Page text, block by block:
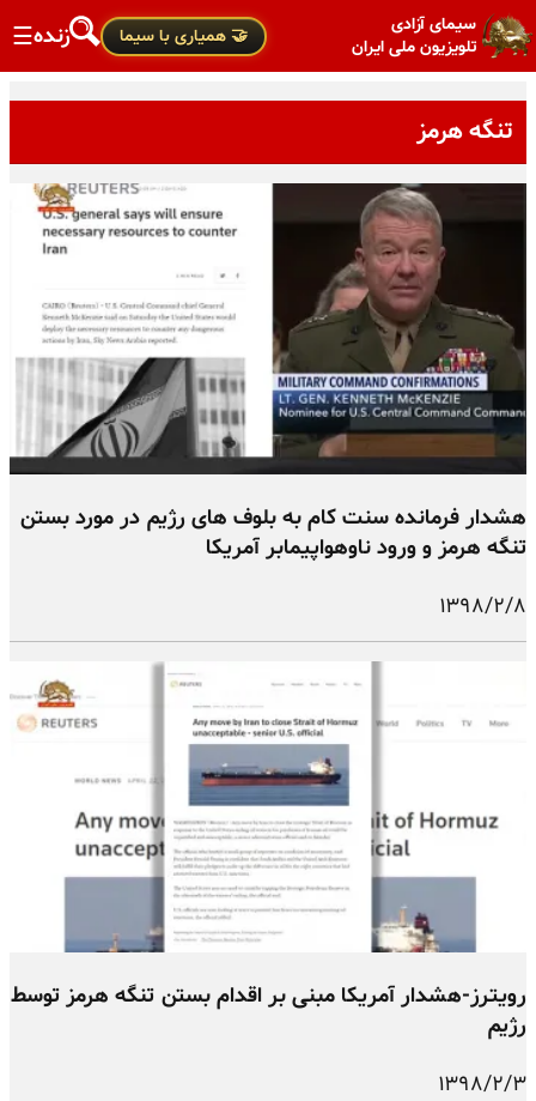
سیمای آزادی
تلویزیون ملی ایران
🤝 همیاری با سیما زنده☰
تنگه هرمز
هشدار فرمانده سنت کام به بلوف های رژیم در مورد بستن
تنگه هرمز و ورود ناوهواپیمابر آمریکا
۱۳۹۸/۲/۸
رویترز-هشدار آمریکا مبنی بر اقدام بستن تنگه هرمز توسط
رژیم
۱۳۹۸/۲/۳